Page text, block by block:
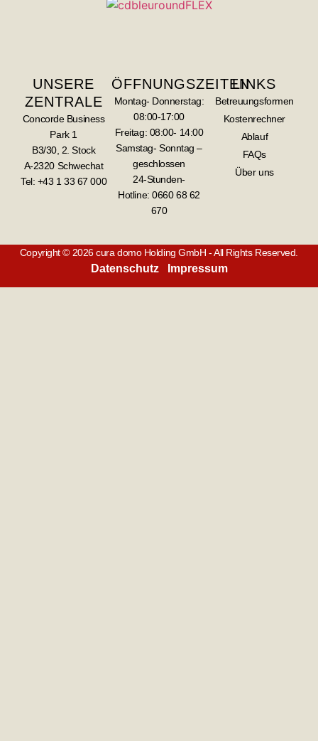
UNSERE
ZENTRALE
Concorde Business
Park 1
B3/30, 2. Stock
A-2320 Schwechat
Tel: +43 1 33 67 000
ÖFFNUNGSZEITEN
Montag- Donnerstag:
08:00-17:00
Freitag: 08:00- 14:00
Samstag- Sonntag –
geschlossen
24-Stunden-
Hotline: 0660 68 62
670
LINKS
Betreuungsformen
Kostenrechner
Ablauf
FAQs
Über uns
Copyright © 2026 cura domo Holding GmbH - All Rights Reserved.
Datenschutz Impressum